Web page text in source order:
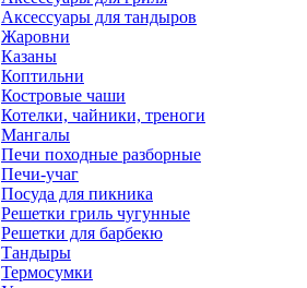
Аксессуары для тандыров
Жаровни
Казаны
Коптильни
Костровые чаши
Котелки, чайники, треноги
Мангалы
Печи походные разборные
Печи-учаг
Посуда для пикника
Решетки гриль чугунные
Решетки для барбекю
Тандыры
Термосумки